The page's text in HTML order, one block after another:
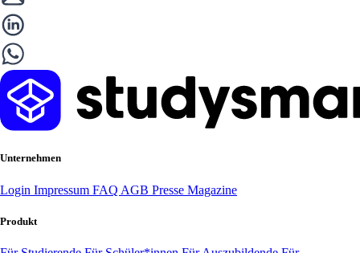
Unternehmen
Login Impressum FAQ AGB Presse Magazine
Produkt